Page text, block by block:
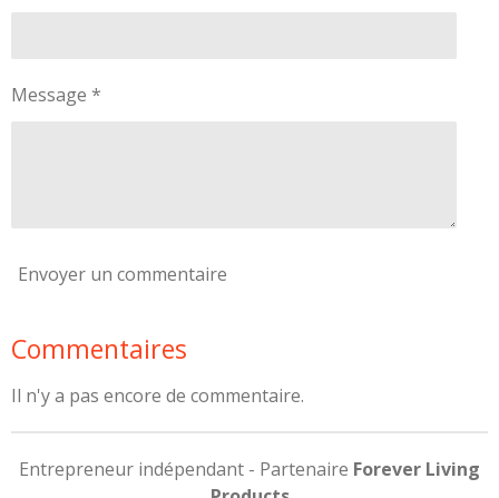
Message *
Envoyer un commentaire
Commentaires
Il n'y a pas encore de commentaire.
Entrepreneur indépendant - Partenaire Forever Living